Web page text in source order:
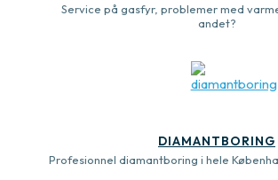
Service på gasfyr, problemer med
andet?
DIAMANTBORING
Profesionnel diamantboring i hele